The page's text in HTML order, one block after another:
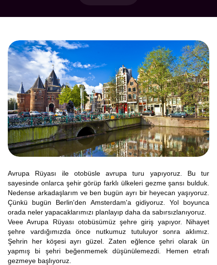
Avrupa Rüyası ile otobüsle avrupa turu yapıyoruz. Bu tur
sayesinde onlarca şehir görüp farklı ülkeleri gezme şansı bulduk.
Nedense arkadaşlarım ve ben bugün ayrı bir heyecan yaşıyoruz.
Çünkü bugün Berlin'den Amsterdam'a gidiyoruz. Yol boyunca
orada neler yapacaklarımızı planlayıp daha da sabırsızlanıyoruz.
Veee Avrupa Rüyası otobüsümüz şehre giriş yapıyor. Nihayet
şehre vardığımızda önce nutkumuz tutuluyor sonra aklımız.
Şehrin her köşesi ayrı güzel. Zaten eğlence şehri olarak ün
yapmış bi şehri beğenmemek düşünülemezdi. Hemen etrafı
gezmeye başlıyoruz.